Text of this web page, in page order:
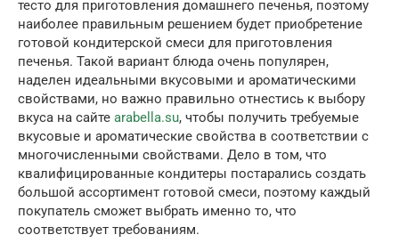
тесто для приготовления домашнего печенья, поэтому
наиболее правильным решением будет приобретение
готовой кондитерской смеси для приготовления
печенья. Такой вариант блюда очень популярен,
наделен идеальными вкусовыми и ароматическими
свойствами, но важно правильно отнестись к выбору
вкуса на сайте arabella.su, чтобы получить требуемые
вкусовые и ароматические свойства в соответствии с
многочисленными свойствами. Дело в том, что
квалифицированные кондитеры постарались создать
большой ассортимент готовой смеси, поэтому каждый
покупатель сможет выбрать именно то, что
соответствует требованиям.